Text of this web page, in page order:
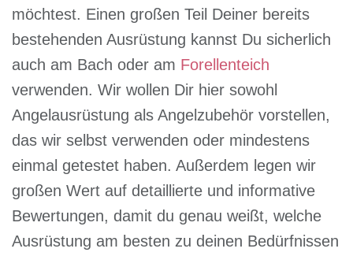
möchtest. Einen großen Teil Deiner bereits
bestehenden Ausrüstung kannst Du sicherlich
auch am Bach oder am Forellenteich
verwenden. Wir wollen Dir hier sowohl
Angelausrüstung als Angelzubehör vorstellen,
das wir selbst verwenden oder mindestens
einmal getestet haben. Außerdem legen wir
großen Wert auf detaillierte und informative
Bewertungen, damit du genau weißt, welche
Ausrüstung am besten zu deinen Bedürfnissen